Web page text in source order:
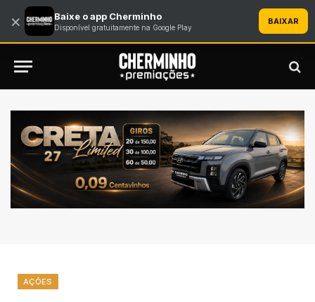
AÇÕES
× Baixe o app Cherminho
Disponível gratuitamente na Google Play
BAIXAR